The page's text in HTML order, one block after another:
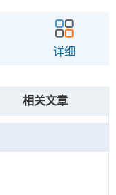
详细
相关文章